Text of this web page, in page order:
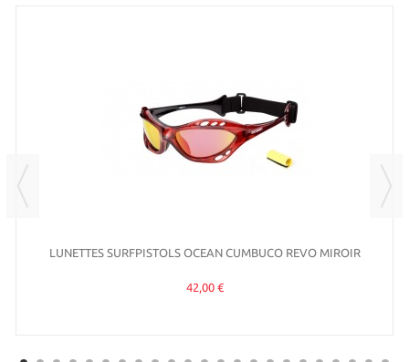
LUNETTES SURFPISTOLS OCEAN CUMBUCO REVO MIROIR
42,00 €